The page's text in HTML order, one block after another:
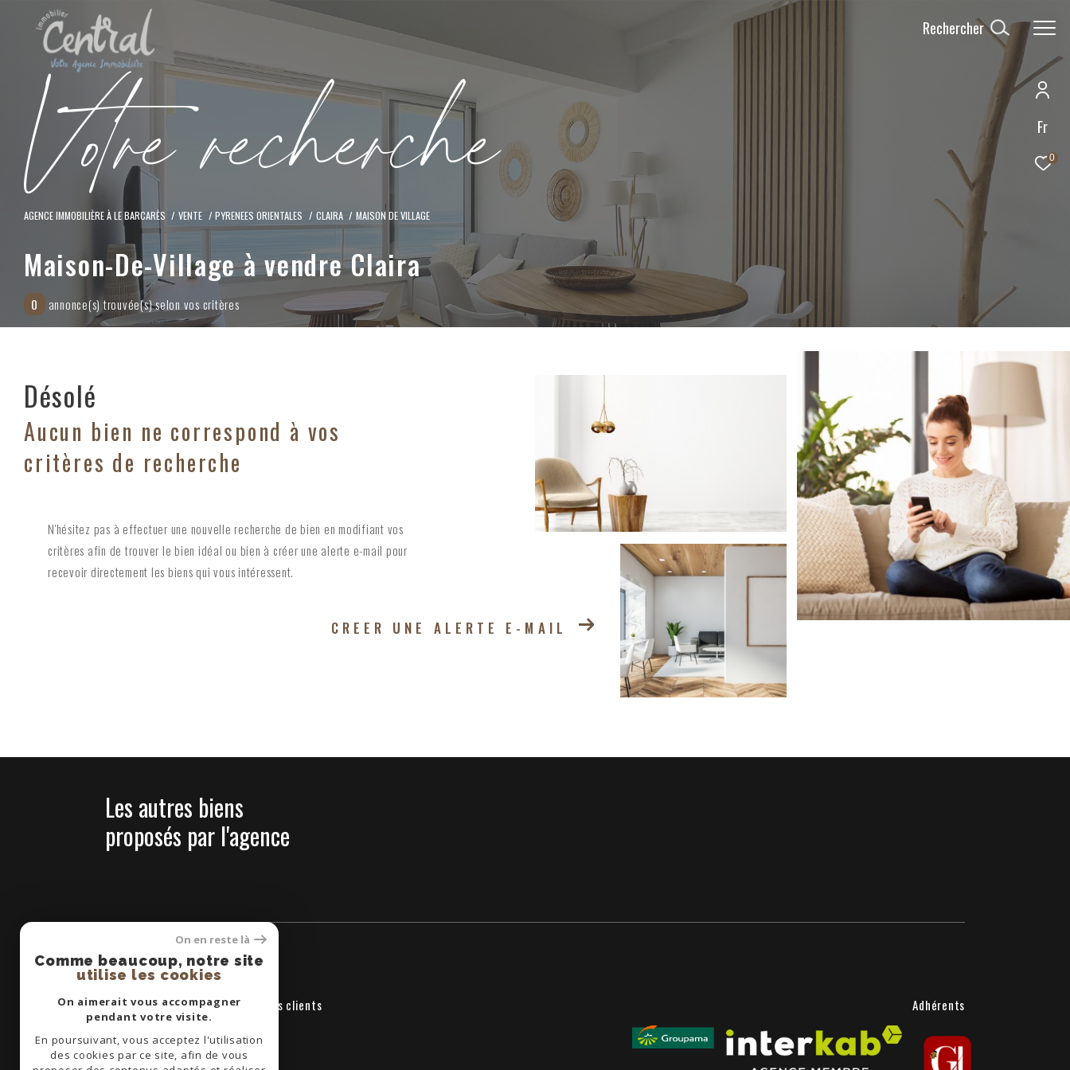
Fr
0
Rechercher
Votrerecherche
AGENCE IMMOBILIÈRE À LE BARCARÈS VENTE PYRENEES ORIENTALES CLAIRA MAISON DE VILLAGE
Maison-De-Village à vendre Claira
0 annonce(s) trouvée(s) selon vos critères
Désolé
Aucun bien ne correspond à vos
critères de recherche
N'hésitez pas à effectuer une nouvelle recherche de bien en modifiant vos
critères afin de trouver le bien idéal ou bien à créer une alerte e-mail pour
recevoir directement les biens qui vous intéressent.
CREER UNE ALERTE E-MAIL
Les autres biens
proposés par l'agence
CENTRAL IMMOBILIER
contact@centralimmo66.com
1b avenue Annibal
Avis clients Adhérents
On en reste là
Comme beaucoup, notre site
utilise les cookies
On aimerait vous accompagner
pendant votre visite.
En poursuivant, vous acceptez l'utilisation
des cookies par ce site, afin de vous